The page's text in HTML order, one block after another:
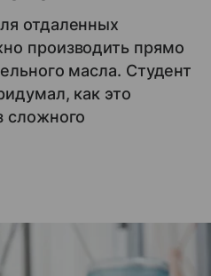
отдаленных
производить прямо
масла. Студент
как это
сложного